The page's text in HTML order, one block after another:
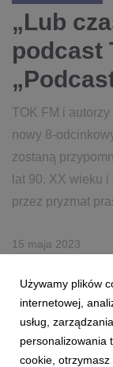
„Lub
podcast
TOK FM i
nowy 8-
zostaną
lat 90. XX wieku
przez pryzmat
15 maja 2023
Używamy plików
internetowej,
usług,
personalizowania
cookie,